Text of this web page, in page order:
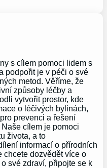
s cílem pomoci lidem s
podpořit je v péči o své
metod. Věříme, že
způsoby léčby a
vytvořit prostor, kde
o léčivých bylinách,
prevenci a řešení
cílem je pomoci
života, a to
informací o přírodních
chcete dozvědět více o
své zdraví, připojte se k